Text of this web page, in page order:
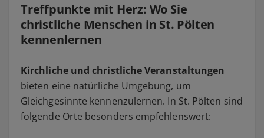
Treffpunkte mit Herz: Wo Sie
christliche Menschen in St. Pölten
kennenlernen
Kirchliche und christliche Veranstaltungen
bieten eine natürliche Umgebung, um
Gleichgesinnte kennenzulernen. In St. Pölten sind
folgende Orte besonders empfehlenswert: